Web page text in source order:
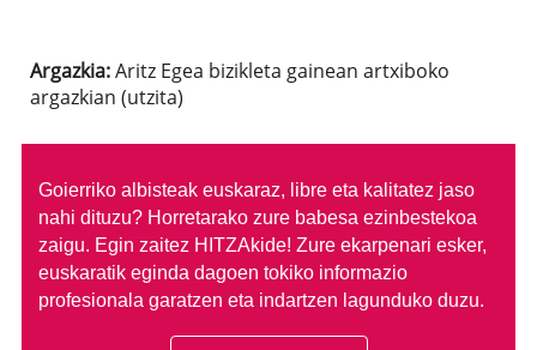
Argazkia:Aritz Egea bizikleta gainean artxiboko
argazkian (utzita)
Goierriko albisteak euskaraz, libre eta kalitatez jaso
nahi dituzu? Horretarako zure babesa ezinbestekoa
zaigu. Egin zaitez HITZAkide! Zure ekarpenari esker,
euskaratik eginda dagoen tokiko informazio
profesionala garatzen eta indartzen lagunduko duzu.